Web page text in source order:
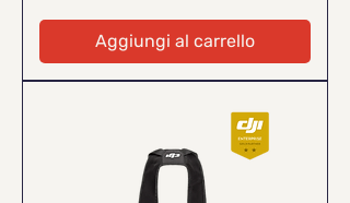
Aggiungi al carrello